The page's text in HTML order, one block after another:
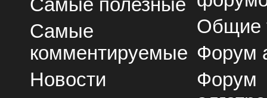
Самые полезные
Самые
комментируемые
Новости
Общие
Форум
Форум